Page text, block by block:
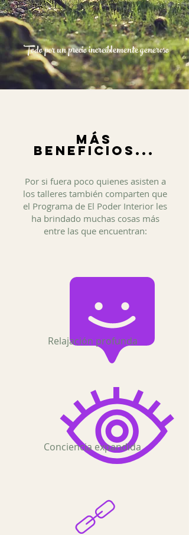
Todo por un precio increíblemente generoso
Más
beneficios...
Por si fuera poco quienes asisten a
los talleres también comparten que
el Programa de El Poder Interior les
ha brindado muchas cosas más
entre las que encuentran:
Relajación profunda
Conciencia expandida